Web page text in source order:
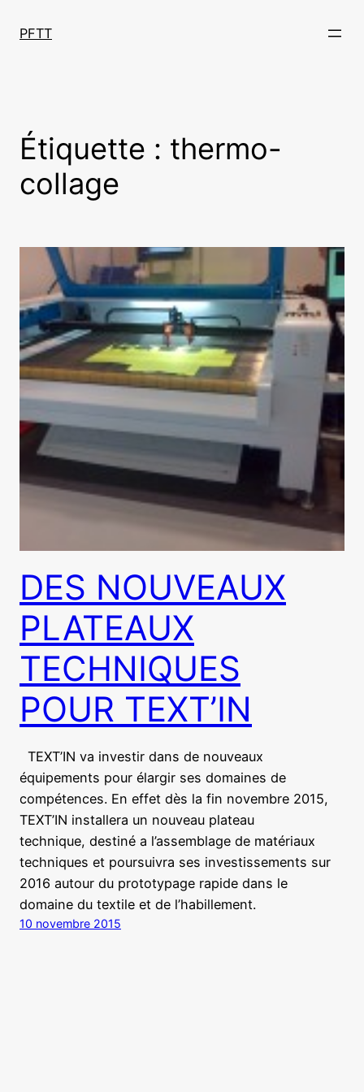
PFTT
Étiquette : thermo-
collage
DES NOUVEAUX
PLATEAUX
TECHNIQUES
POUR TEXT’IN
TEXT’IN va investir dans de nouveaux
équipements pour élargir ses domaines de
compétences. En effet dès la fin novembre 2015,
TEXT’IN installera un nouveau plateau
technique, destiné a l’assemblage de matériaux
techniques et poursuivra ses investissements sur
2016 autour du prototypage rapide dans le
domaine du textile et de l’habillement.
10 novembre 2015